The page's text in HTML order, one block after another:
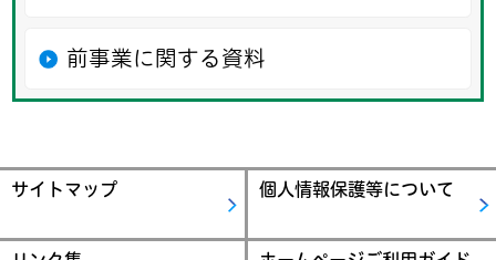
前事業に関する資料
サイトマップ 個人情報保護等について